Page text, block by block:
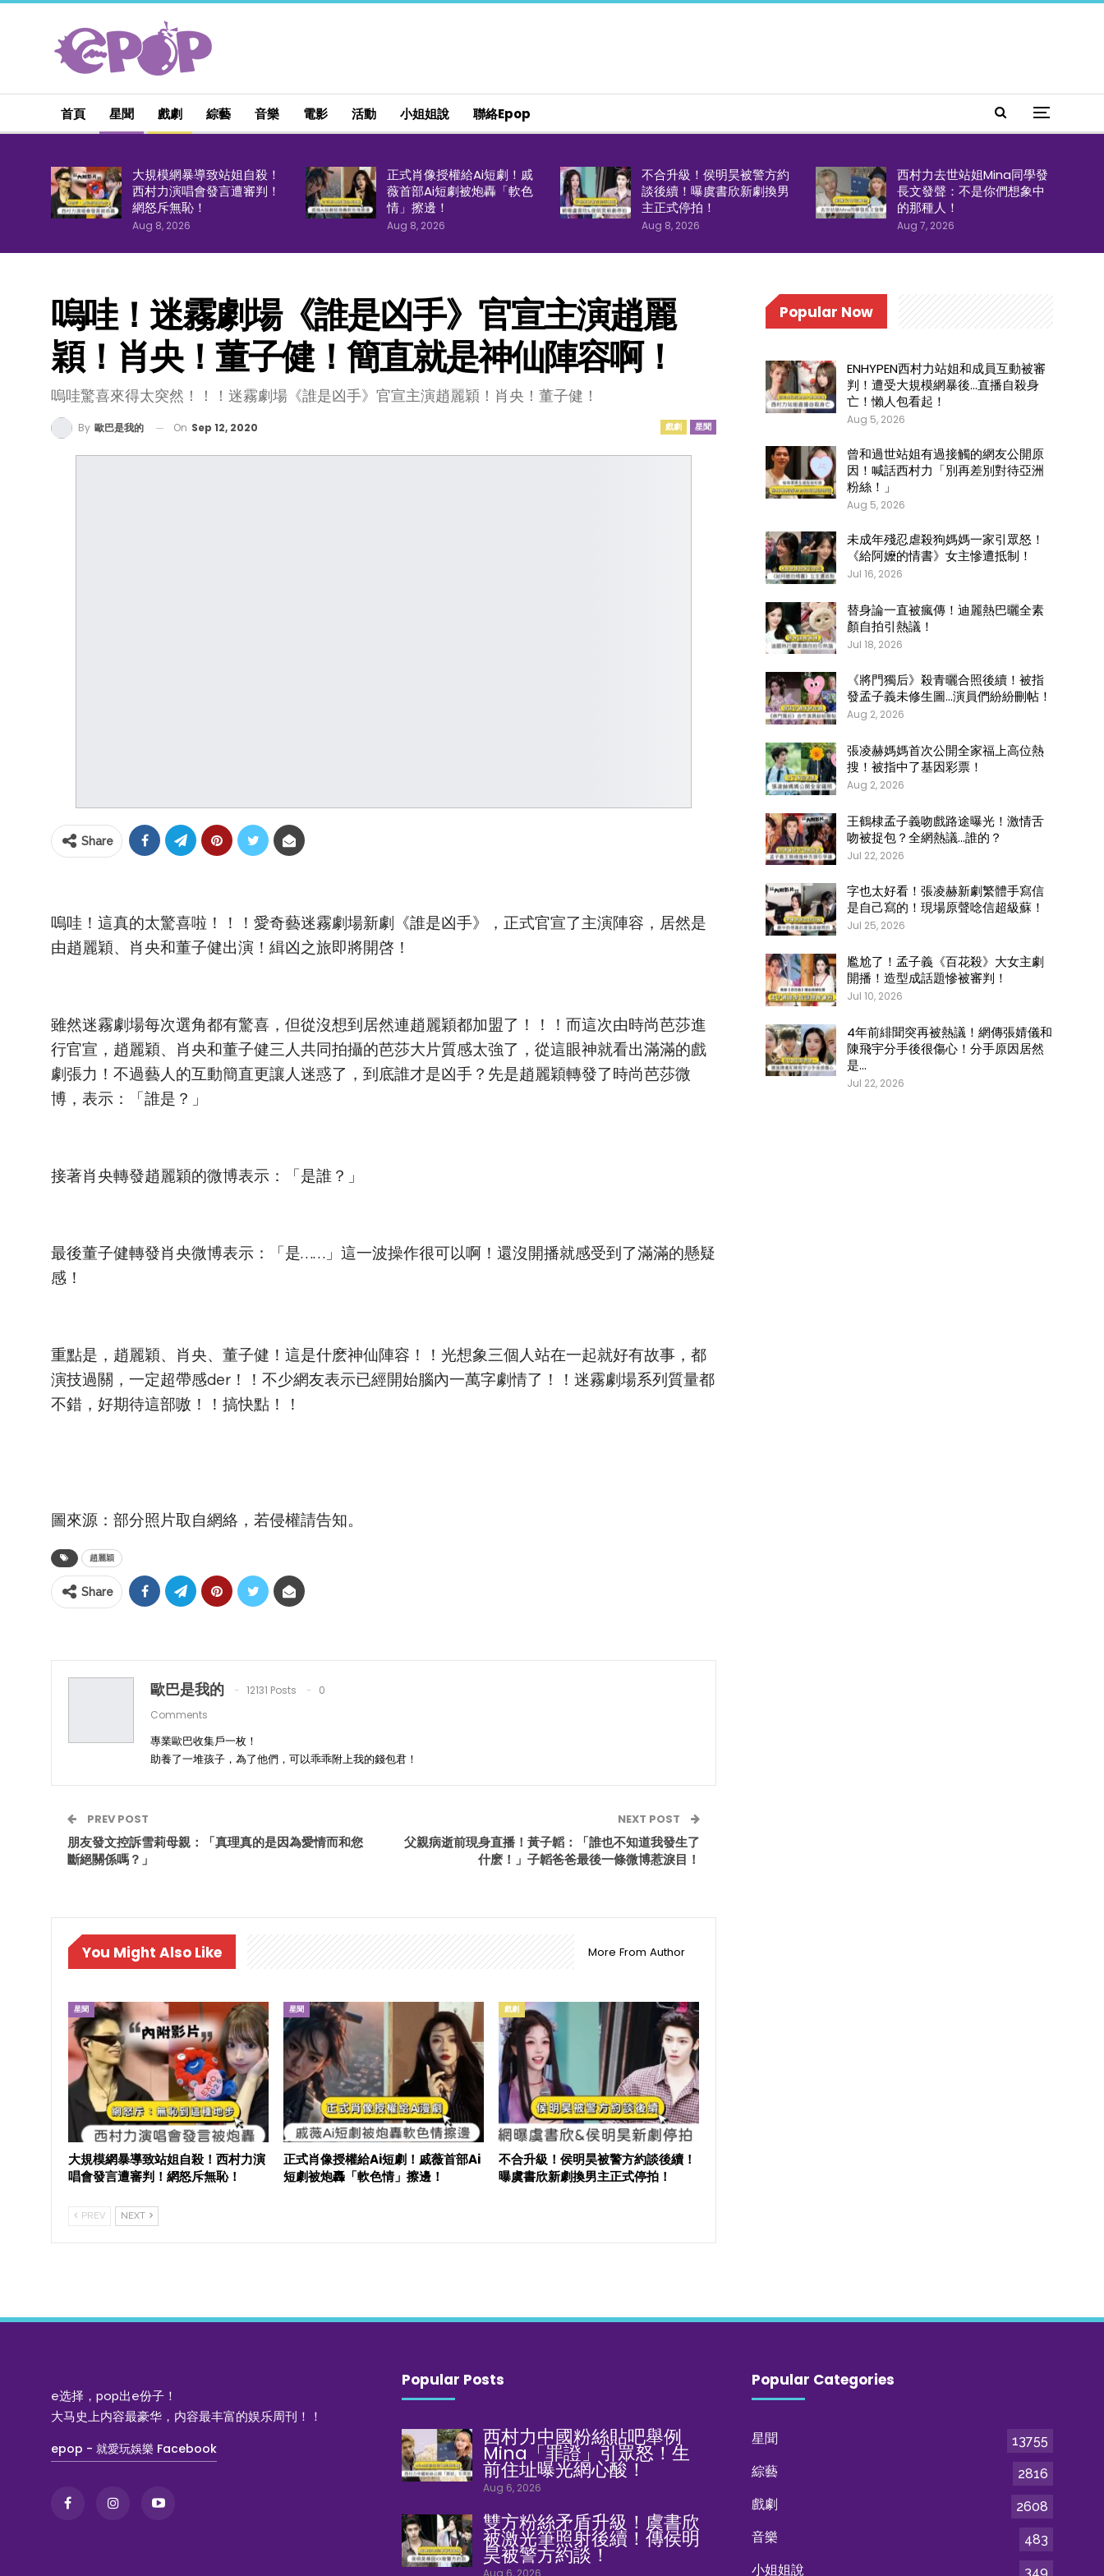
首頁 星聞 戲劇 綜藝 音樂 電影 活動 小姐姐說 聯絡epop
大規模網暴導致站姐自殺！
西村力演唱會發言遭審判！
網怒斥無恥！
Aug 8, 2026
正式肖像授權給Ai短劇！戚
薇首部Ai短劇被炮轟「軟色
情」擦邊！
Aug 8, 2026
不合升級！侯明昊被警方約
談後續！曝虞書欣新劇換男
主正式停拍！
Aug 8, 2026
西村力去世站姐Mina同學發
長文發聲：不是你們想象中
的那種人！
Aug 7, 2026
嗚哇！迷霧劇場《誰是凶手》官宣主演趙麗
穎！肖央！董子健！簡直就是神仙陣容啊！
嗚哇驚喜來得太突然！！！迷霧劇場《誰是凶手》官宣主演趙麗穎！肖央！董子健！
戲劇 星聞
By 歐巴是我的 On Sep 12, 2020
Share
嗚哇！這真的太驚喜啦！！！愛奇藝迷霧劇場新劇《誰是凶手》，正式官宣了主演陣容，居然是
由趙麗穎、肖央和董子健出演！緝凶之旅即將開啓！
雖然迷霧劇場每次選角都有驚喜，但從沒想到居然連趙麗穎都加盟了！！！而這次由時尚芭莎進
行官宣，趙麗穎、肖央和董子健三人共同拍攝的芭莎大片質感太強了，從這眼神就看出滿滿的戲
劇張力！不過藝人的互動簡直更讓人迷惑了，到底誰才是凶手？先是趙麗穎轉發了時尚芭莎微
博，表示：「誰是？」
接著肖央轉發趙麗穎的微博表示：「是誰？」
最後董子健轉發肖央微博表示：「是……」這一波操作很可以啊！還沒開播就感受到了滿滿的懸疑
感！
重點是，趙麗穎、肖央、董子健！這是什麽神仙陣容！！光想象三個人站在一起就好有故事，都
演技過關，一定超帶感der！！不少網友表示已經開始腦內一萬字劇情了！！迷霧劇場系列質量都
不錯，好期待這部嗷！！搞快點！！
圖來源：部分照片取自網絡，若侵權請告知。
趙麗穎
Share
歐巴是我的 12131 Posts
0
Comments
專業歐巴收集戶一枚！
助養了一堆孩子，為了他們，可以乖乖附上我的錢包君！
PREV POST
朋友發文控訴雪莉母親：「真理真的是因為愛情而和您
斷絕關係嗎？」
NEXT POST
父親病逝前現身直播！黃子韜：「誰也不知道我發生了
什麽！」子韜爸爸最後一條微博惹淚目！
You Might Also Like More From Author
星聞
大規模網暴導致站姐自殺！西村力演
唱會發言遭審判！網怒斥無恥！
星聞
正式肖像授權給Ai短劇！戚薇首部Ai
短劇被炮轟「軟色情」擦邊！
戲劇
不合升級！侯明昊被警方約談後續！
曝虞書欣新劇換男主正式停拍！
PREV NEXT
Popular Now
ENHYPEN西村力站姐和成員互動被審
判！遭受大規模網暴後…直播自殺身
亡！懶人包看起！
Aug 5, 2026
曾和過世站姐有過接觸的網友公開原
因！喊話西村力「別再差別對待亞洲
粉絲！」
Aug 5, 2026
未成年殘忍虐殺狗媽媽一家引眾怒！
《給阿嬤的情書》女主慘遭抵制！
Jul 16, 2026
替身論一直被瘋傳！迪麗熱巴曬全素
顏自拍引熱議！
Jul 18, 2026
《將門獨后》殺青曬合照後續！被指
發孟子義未修生圖…演員們紛紛刪帖！
Aug 2, 2026
張凌赫媽媽首次公開全家福上高位熱
搜！被指中了基因彩票！
Aug 2, 2026
王鶴棣孟子義吻戲路途曝光！激情舌
吻被捉包？全網熱議…誰的？
Jul 22, 2026
字也太好看！張凌赫新劇繁體手寫信
是自己寫的！現場原聲唸信超級蘇！
Jul 25, 2026
尷尬了！孟子義《百花殺》大女主劇
開播！造型成話題慘被審判！
Jul 10, 2026
4年前緋聞突再被熱議！網傳張婧儀和
陳飛宇分手後很傷心！分手原因居然
是…
Jul 22, 2026
e选择，pop出e份子！
大马史上内容最豪华，内容最丰富的娱乐周刊！！
epop - 就愛玩娛樂 Facebook
Popular Posts
西村力中國粉絲貼吧舉例
Mina「罪證」引眾怒！生
前住址曝光網心酸！
Aug 6, 2026
雙方粉絲矛盾升級！虞書欣
被激光筆照射後續！傳侯明
昊被警方約談！
Popular Categories
星聞
13755
綜藝
2816
戲劇
2608
音樂
483
小姐姐說
349